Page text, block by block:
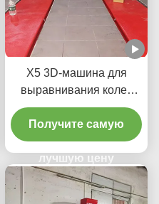
X5 3D-машина для
выравнивания колес
для точной регулировки
шин
Получите самую
лучшую цену